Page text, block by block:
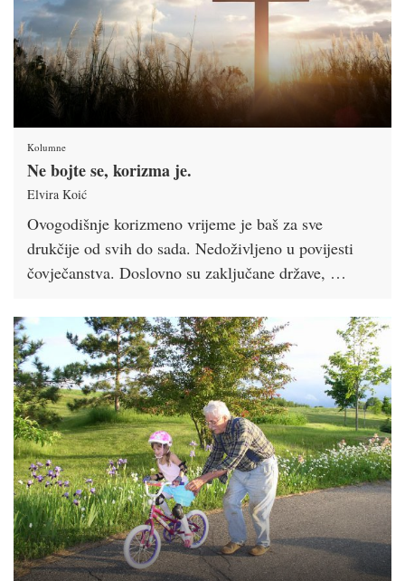
Kolumne
Ne bojte se, korizma je.
Elvira Koić
Ovogodišnje korizmeno vrijeme je baš za sve
drukčije od svih do sada. Nedoživljeno u povijesti
čovječanstva. Doslovno su zaključane države, …